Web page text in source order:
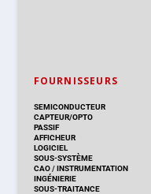
FOURNISSEURS
SEMICONDUCTEUR
CAPTEUR/OPTO
PASSIF
AFFICHEUR
LOGICIEL
SOUS-SYSTÈME
CAO/INSTRUMENTATION
INGÉNIERIE
SOUS-TRAITANCE